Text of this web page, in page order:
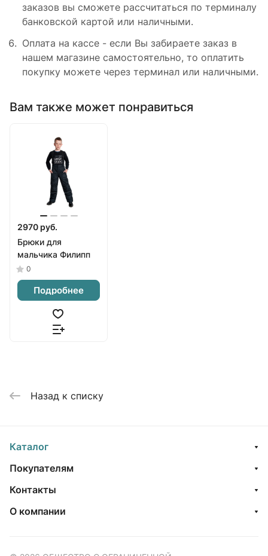
заказов вы сможете рассчитаться по терминалу
банковской картой или наличными.
Оплата на кассе - если Вы забираете заказ в
нашем магазине самостоятельно, то оплатить
покупку можете через терминал или наличными.
Вам также может понравиться
2970 руб.
Брюки для
мальчика Филипп
0
Подробнее
Назад к списку
Каталог
Покупателям
Контакты
О компании